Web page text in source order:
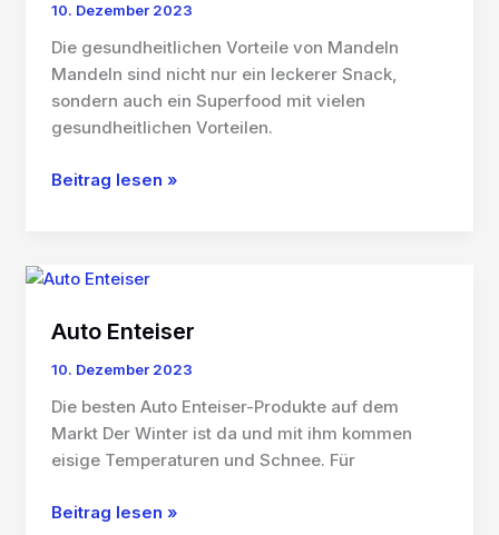
10. Dezember 2023
Die gesundheitlichen Vorteile von Mandeln
Mandeln sind nicht nur ein leckerer Snack,
sondern auch ein Superfood mit vielen
gesundheitlichen Vorteilen.
Mandeln
Beitrag lesen »
Auto Enteiser
10. Dezember 2023
Die besten Auto Enteiser-Produkte auf dem
Markt Der Winter ist da und mit ihm kommen
eisige Temperaturen und Schnee. Für
Auto
Beitrag lesen »